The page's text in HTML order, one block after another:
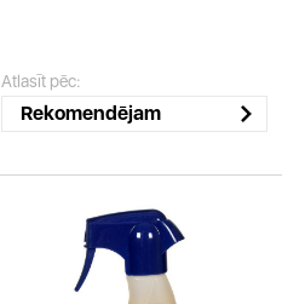
Atlasīt pēc:
Rekomendējam